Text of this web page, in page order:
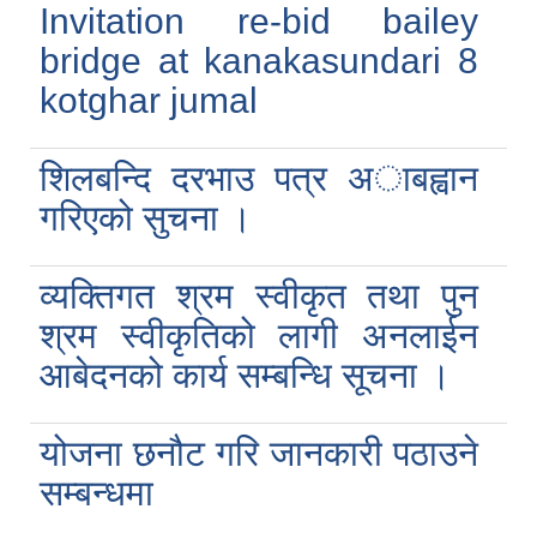
Invitation re-bid bailey
bridge at kanakasundari 8
kotghar jumal
शिलबन्दि दरभाउ पत्र अाबह्वान
गरिएको सुचना ।
व्यक्तिगत श्रम स्वीकृत तथा पुन
श्रम स्वीकृतिको लागी अनलाईन
आबेदनको कार्य सम्बन्धि सूचना ।
योजना छनौट गरि जानकारी पठाउने
सम्बन्धमा